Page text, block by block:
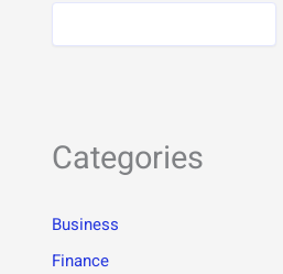
Categories
Business
Finance